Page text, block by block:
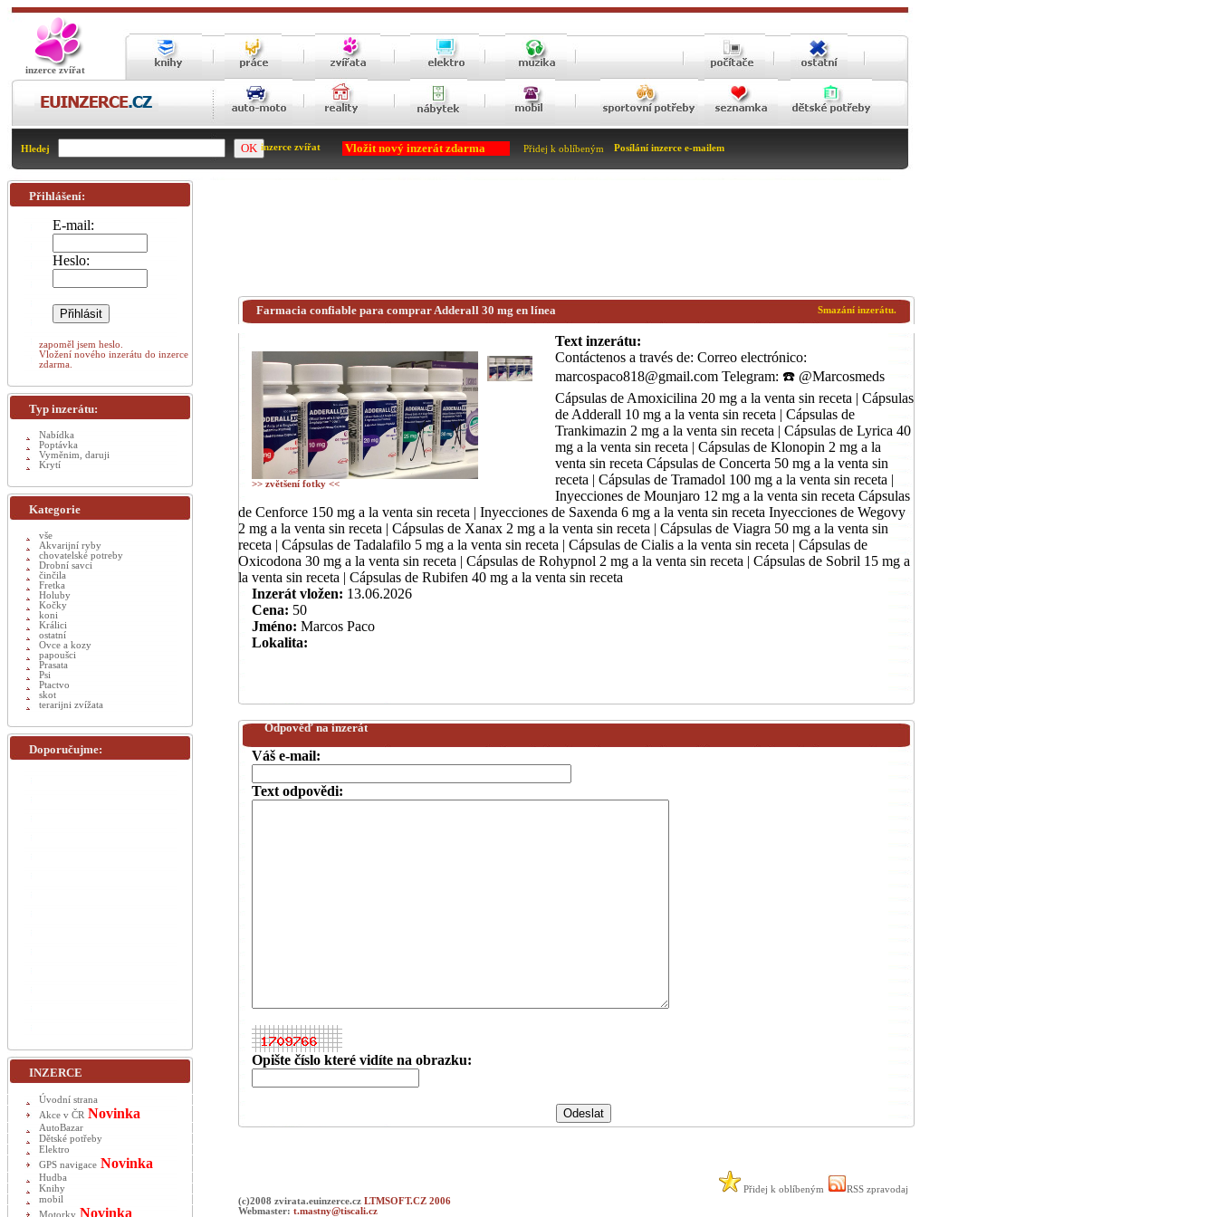
inzerce zvířat
Hledej inzerce zvířat Vložit nový inzerát zdarma Přidej k oblíbeným Posílání inzerce e-mailem
Smazání inzerátu.
Farmacia confiable para comprar Adderall 30 mg en línea
>> zvětšení fotky <<
Text inzerátu:
Contáctenos a través de: Correo electrónico:
marcospaco818@gmail.com Telegram: ☎️ @Marcosmeds
Cápsulas de Amoxicilina 20 mg a la venta sin receta | Cápsulas
de Adderall 10 mg a la venta sin receta | Cápsulas de
Trankimazin 2 mg a la venta sin receta | Cápsulas de Lyrica 40
mg a la venta sin receta | Cápsulas de Klonopin 2 mg a la
venta sin receta Cápsulas de Concerta 50 mg a la venta sin
receta | Cápsulas de Tramadol 100 mg a la venta sin receta |
Inyecciones de Mounjaro 12 mg a la venta sin receta Cápsulas
de Cenforce 150 mg a la venta sin receta | Inyecciones de Saxenda 6 mg a la venta sin receta Inyecciones de Wegovy
2 mg a la venta sin receta | Cápsulas de Xanax 2 mg a la venta sin receta | Cápsulas de Viagra 50 mg a la venta sin
receta | Cápsulas de Tadalafilo 5 mg a la venta sin receta | Cápsulas de Cialis a la venta sin receta | Cápsulas de
Oxicodona 30 mg a la venta sin receta | Cápsulas de Rohypnol 2 mg a la venta sin receta | Cápsulas de Sobril 15 mg a
la venta sin receta | Cápsulas de Rubifen 40 mg a la venta sin receta
Inzerát vložen: 13.06.2026
Cena: 50
Jméno: Marcos Paco
Lokalita:
Odpověď na inzerát
Váš e-mail:
Text odpovědi:
Opište číslo které vidíte na obrazku:
Přidej k oblíbeným
RSS zpravodaj
(c)2008 zvirata.euinzerce.cz LTMSOFT.CZ 2006
Webmaster: t.mastny@tiscali.cz
Přihlášení:
E-mail:
Heslo:
zapoměl jsem heslo.
Vložení nového inzerátu do inzerce
zdarma.
Typ inzerátu:
Nabídka
Poptávka
Vyměnim, daruji
Krytí
Kategorie
vše
Akvarijní ryby
chovatelské potreby
Drobní savci
činčila
Fretka
Holuby
Kočky
koni
Králici
ostatní
Ovce a kozy
papoušci
Prasata
Psi
Ptactvo
skot
terarijni zvížata
Doporučujme:
INZERCE
Úvodní strana
Akce v ČR Novinka
AutoBazar
Dětské potřeby
Elektro
GPS navigace Novinka
Hudba
Knihy
mobil
Motorky Novinka